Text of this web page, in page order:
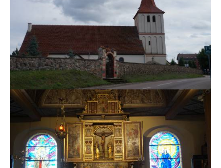
MSZE I NABOŻEŃSTWA
KONTAKT
KANCELARIA PARAFIALNA